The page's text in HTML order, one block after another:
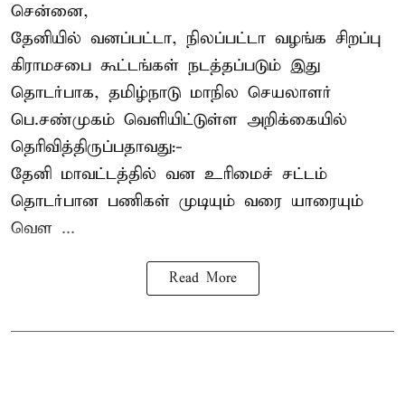
சென்னை,
தேனியில் வனப்பட்டா, நிலப்பட்டா வழங்க சிறப்பு
கிராமசபை கூட்டங்கள் நடத்தப்படும் இது
தொடர்பாக, தமிழ்நாடு மாநில செயலாளர்
பெ.சண்முகம் வெளியிட்டுள்ள அறிக்கையில்
தெரிவித்திருப்பதாவது:-
தேனி மாவட்டத்தில் வன உரிமைச் சட்டம்
தொடர்பான பணிகள் முடியும் வரை யாரையும்
வெள ...
Read More